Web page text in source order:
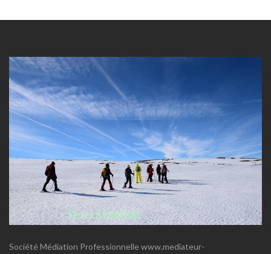
Société Médiation Professionnelle www.mediateur-